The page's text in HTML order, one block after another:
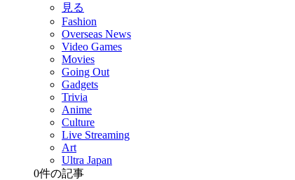
見る
Fashion
Overseas News
Video Games
Movies
Going Out
Gadgets
Trivia
Anime
Culture
Live Streaming
Art
Ultra Japan
0件の記事